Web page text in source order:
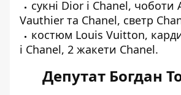
сукні Dior і Chanel, чоботи
Vauthier та Chanel, светр
костюм Louis Vuitton,
і Chanel, 2 жакети Chanel.
Депутат Богдан